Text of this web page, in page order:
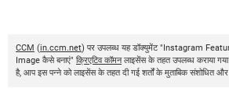
CCM (in.ccm.net) पर उपलब्ध यह डॉक्युमेंट "Instagram
Image कैसे बनाएं" क्रिएटिव कॉमनलाइसेंस के तहत उपलब्ध कराया
है, आप इस पन्ने को लाइसेंस के तहत दी गई शर्तों के मुताबिक संशोधित